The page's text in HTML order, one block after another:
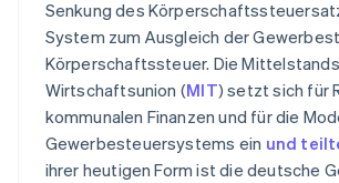
Senkung des
System zum Ausgleich der
Körperschaftssteuer. Die
Wirtschaftsunion (MIT) setzt sich für
kommunalen Finanzen und für die
Gewerbesteuersystems ein und
ihrer heutigen Form ist die deutsche